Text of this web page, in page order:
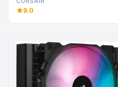
9.0